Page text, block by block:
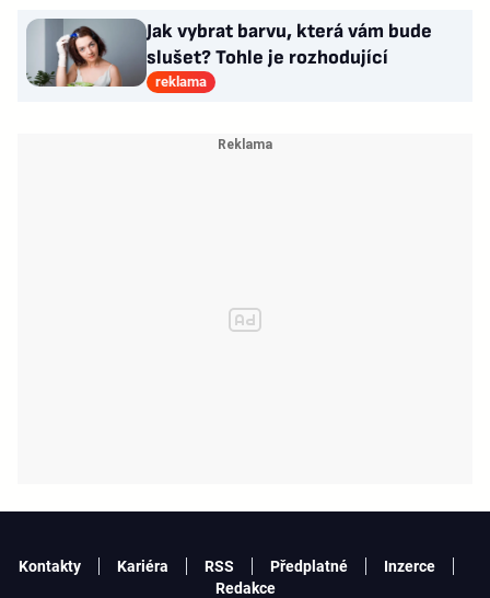
Jak vybrat barvu, která vám bude
slušet? Tohle je rozhodující
reklama
Kontakty Kariéra RSS Předplatné
Inzerce
Redakce